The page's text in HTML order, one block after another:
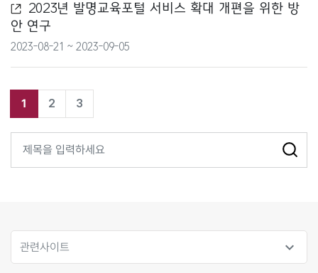
환경부
2023년 발명교육포털 서비스 확대 개편을 위한 방
안 연구
2023-08-21 ~ 2023-09-05
1 2 3
관련사이트 expand_more